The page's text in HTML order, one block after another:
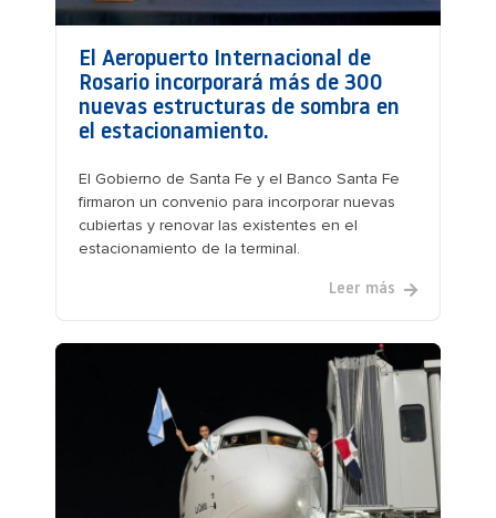
El Aeropuerto Internacional de
Rosario incorporará más de 300
nuevas estructuras de sombra en
el estacionamiento.
El Gobierno de Santa Fe y el Banco Santa Fe
firmaron un convenio para incorporar nuevas
cubiertas y renovar las existentes en el
estacionamiento de la terminal.
Leer más